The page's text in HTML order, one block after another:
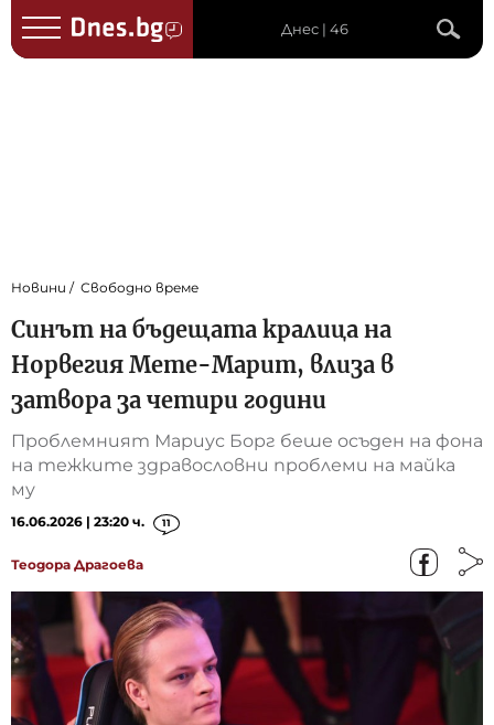
Днес | 46
Новини Свободно време
Синът на бъдещата кралица на
Норвегия Мете-Марит, влиза в
затвора за четири години
Проблемният Мариус Борг беше осъден на фона
на тежките здравословни проблеми на майка
му
16.06.2026 | 23:20 ч. 11
Теодора Драгоева